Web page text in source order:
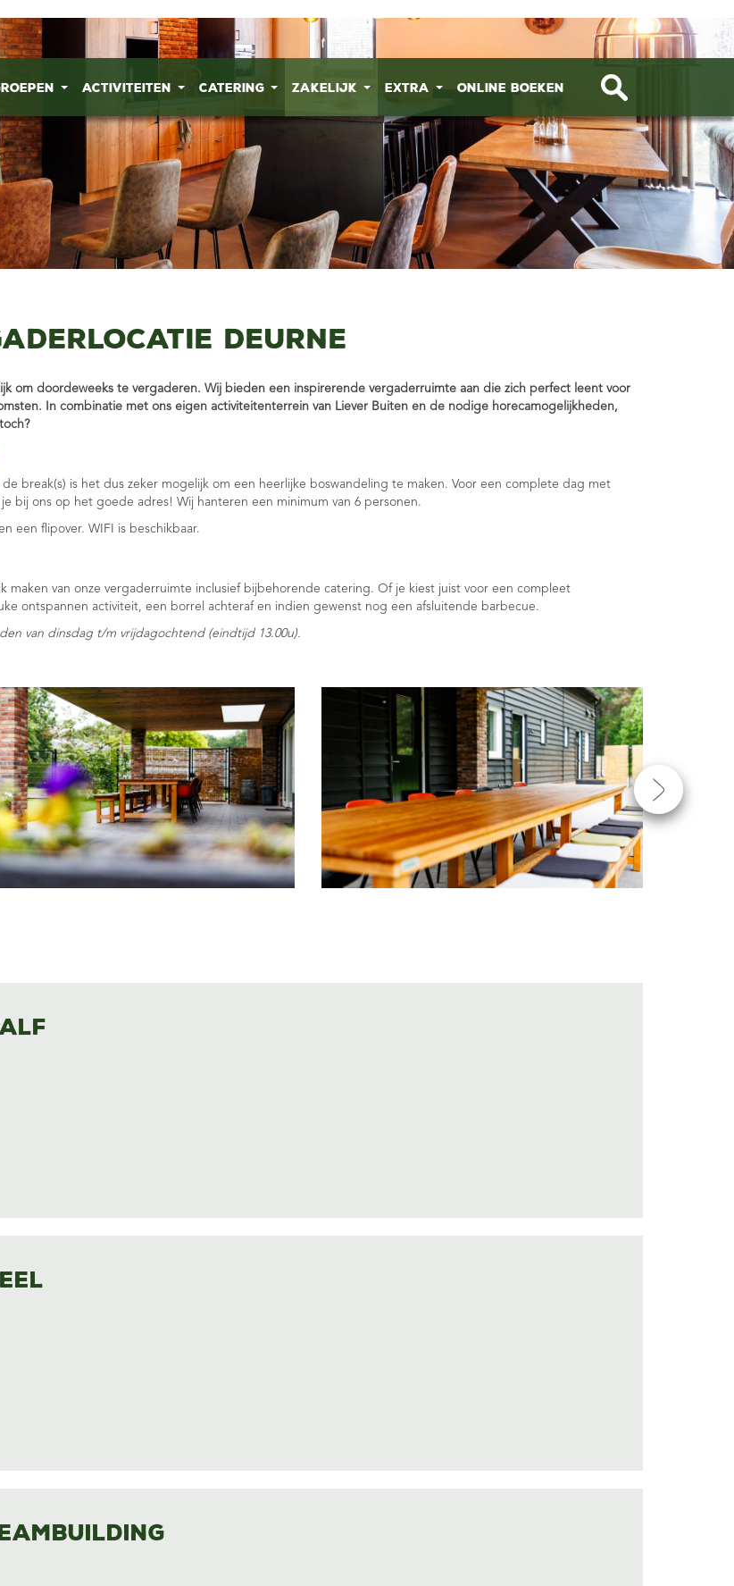
Activiteiten Catering Zakelijk Extra Online boeken
Deurne
om doordeweeks te vergaderen. Wij bieden een inspirerende vergaderruimte aan die zich perfect leent voor
In combinatie met ons eigen activiteitenterrein van Liever Buiten en de nodige horecamogelijkheden,
break(s) is het dus zeker mogelijk om een heerlijke boswandeling te maken. Voor een complete dag met
bij ons op het goede adres! Wij hanteren een minimum van 6 personen.
een flipover. WIFI is beschikbaar.
van onze vergaderruimte inclusief bijbehorende catering. Of je kiest juist voor een compleet
ontspannen activiteit, een borrel achteraf en indien gewenst nog een afsluitende barbecue.
van dinsdag t/m vrijdagochtend (eindtijd 13.00u).